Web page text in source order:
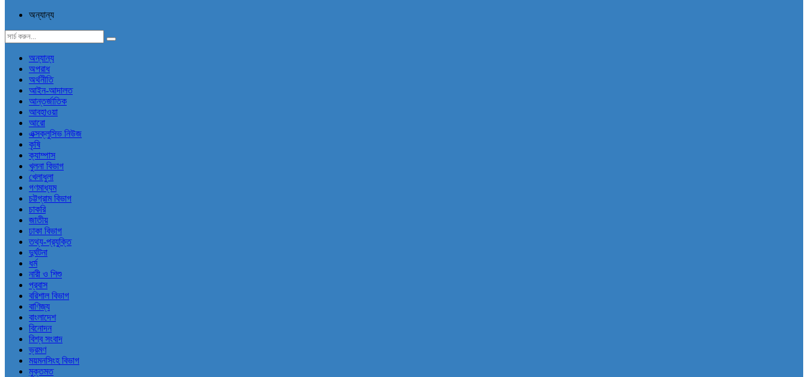
অন্যান্য
অন্যান্য
অপরাধ
অর্থনীতি
আইন-আদালত
আন্তর্জাতিক
আবহাওয়া
আরো
এক্সক্লুসিভ নিউজ
কৃষি
ক্যাম্পাস
খুলনা বিভাগ
খেলাধুলা
গণমাধ্যম
চট্টগ্রাম বিভাগ
চাকরি
জাতীয়
ঢাকা বিভাগ
তথ্য-প্রযুক্তি
দুর্ঘটনা
ধর্ম
নারী ও শিশু
প্রবাস
বরিশাল বিভাগ
বাণিজ্য
বাংলাদেশ
বিনোদন
বিশ্ব সংবাদ
ভ্রমণ
ময়মনসিংহ বিভাগ
মুক্তমত